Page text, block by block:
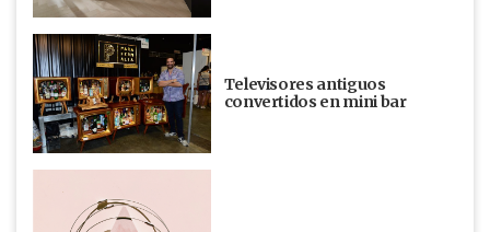
Televisores antiguos
convertidos en mini bar